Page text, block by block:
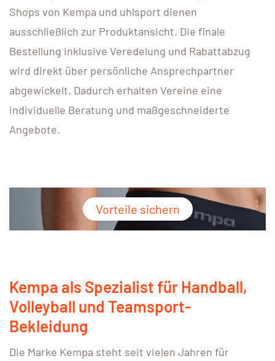
Shops von Kempa und uhlsport dienen
ausschließlich zur Produktansicht. Die finale
Bestellung inklusive Veredelung und Rabattabzug
wird direkt über persönliche Ansprechpartner
abgewickelt. Dadurch erhalten Vereine eine
individuelle Beratung und maßgeschneiderte
Angebote.
Vorteile sichern
Kempa als Spezialist für Handball,
Volleyball und Teamsport-
Bekleidung
Die Marke Kempa steht seit vielen Jahren für